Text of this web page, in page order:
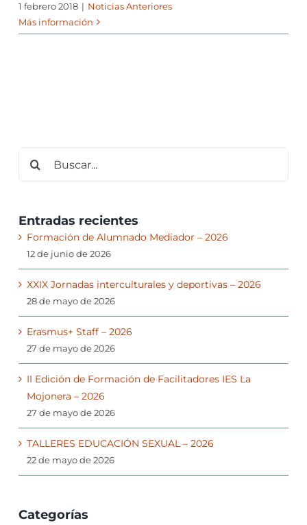
1 febrero 2018 | Noticias Anteriores
Más información
Entradas recientes
Formación de Alumnado Mediador – 2026
12 de junio de 2026
XXIX Jornadas interculturales y deportivas – 2026
28 de mayo de 2026
Erasmus+ Staff – 2026
27 de mayo de 2026
II Edición de Formación de Facilitadores IES La
Mojonera – 2026
27 de mayo de 2026
TALLERES EDUCACIÓN SEXUAL – 2026
22 de mayo de 2026
Categorías